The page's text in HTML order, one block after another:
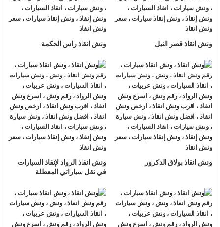
في اختيار أسرع الطرق.
تنتشر
اوناش الانقاذ في اسيوط
أو علي الطرق الرئيسية في جميع
انحاء الجمهورية وهو ما يسمح بسرعة وصولونش انقاذ السيارات
اليك خلال 15 دقيقة بحد اقصي.
ونش انقاذ الروادلدينا دائماونش انقاذ سيارات في اسيوطلسحب و
إنقاذ سيارتك وأخذك الي اقرب مركز صيانة أو وكيل معتمد ، أتصل بنا
الان ولا تتردد
أرخص ونش انقاذ في اسيوط
نحن نعمل على مدار الساعة ، اتصل الان 01063144040
–
يصلك ونش انقاذ سيارات
و مجهز بأحدث المعدات وأحدث وسائل الأمان والراحة.
ونش انقاذ سيارات اسيوط
ونش انقاذ قصر النيل ونش انقاذ راس الحكمة
ونش انقاذ بولاق الدكرور
ونش انقاذ الرواد لإنقاذ السيارات
في نقل سياراتي المعطلة